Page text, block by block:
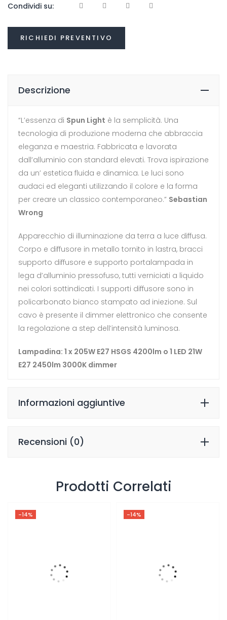
Condividi su:
RICHIEDI PREVENTIVO
Descrizione
“L’essenza di Spun Light è la semplicità. Una
tecnologia di produzione moderna che abbraccia
eleganza e maestria. Fabbricata e lavorata
dall’alluminio con standard elevati. Trova ispirazione
da un’ estetica fluida e dinamica. Le luci sono
audaci ed eleganti utilizzando il colore e la forma
per creare un classico contemporaneo.” Sebastian
Wrong
Apparecchio di illuminazione da terra a luce diffusa.
Corpo e diffusore in metallo tornito in lastra, bracci
supporto diffusore e supporto portalampada in
lega d’alluminio pressofuso, tutti verniciati a liquido
nei colori sottindicati. I supporti diffusore sono in
policarbonato bianco stampato ad iniezione. Sul
cavo è presente il dimmer elettronico che consente
la regolazione a step dell’intensità luminosa.
Lampadina: 1 x 205W E27 HSGS 4200lm o 1 LED 21W
E27 2450lm 3000K dimmer
Informazioni aggiuntive
Recensioni (0)
Prodotti Correlati
-14% -14%